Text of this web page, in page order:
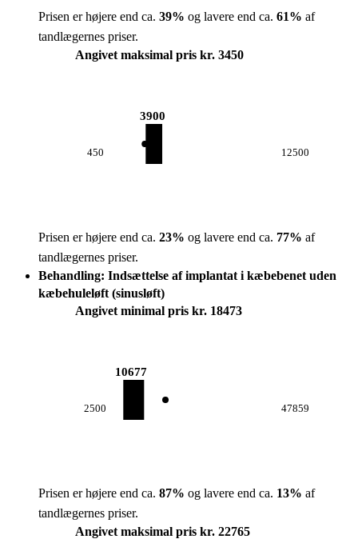
Prisen er højere end ca. 39% og lavere end ca. 61% af
tandlægernes priser.
Angivet maksimal pris kr. 3450
450
3900
12500
Prisen er højere end ca. 23% og lavere end ca. 77% af
tandlægernes priser.
Behandling: Indsættelse af implantat i kæbebenet uden
kæbehuleløft (sinusløft)
Angivet minimal pris kr. 18473
2500
10677
47859
Prisen er højere end ca. 87% og lavere end ca. 13% af
tandlægernes priser.
Angivet maksimal pris kr. 22765